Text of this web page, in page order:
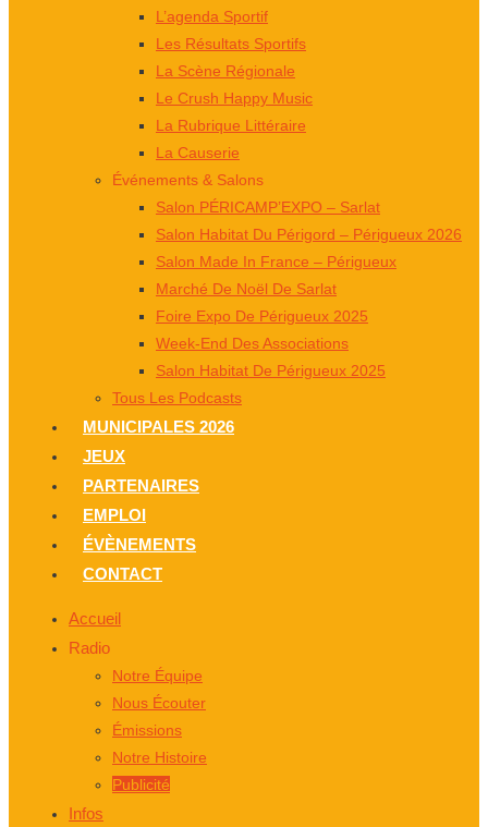
L’agenda Sportif
Les Résultats Sportifs
La Scène Régionale
Le Crush Happy Music
La Rubrique Littéraire
La Causerie
Événements & Salons
Salon PÉRICAMP’EXPO – Sarlat
Salon Habitat Du Périgord – Périgueux 2026
Salon Made In France – Périgueux
Marché De Noël De Sarlat
Foire Expo De Périgueux 2025
Week-End Des Associations
Salon Habitat De Périgueux 2025
Tous Les Podcasts
MUNICIPALES 2026
JEUX
PARTENAIRES
EMPLOI
ÉVÈNEMENTS
CONTACT
Accueil
Radio
Notre Équipe
Nous Écouter
Émissions
Notre Histoire
Publicité
Infos